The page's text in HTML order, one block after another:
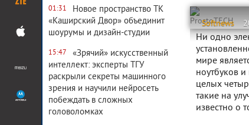
01:31
Новое пространство ТК
«Каширский Двор» объединит
шоурумы и дизайн-студии
15:47
«Зрячий» искусственный
интеллект: эксперты ТГУ
раскрыли секреты машинного
зрения и научили нейросеть
побеждать в сложных
головоломках
Softnews
ProstoTECH
Ни одно
мире
ноутбуков
целых
такие на
известно о